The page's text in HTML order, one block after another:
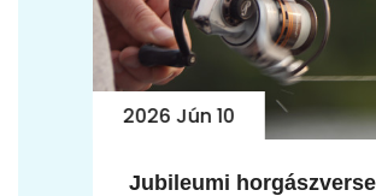
2026 Jún 10
Jubileumi horgászverseny